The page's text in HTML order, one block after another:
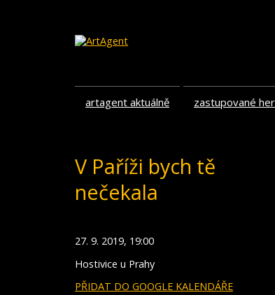
artagent aktuálně zastupované
V Paříži bych tě
nečekala
27. 9. 2019, 19:00
Hostivice u Prahy
PŘIDAT DO GOOGLE KALENDÁŘE